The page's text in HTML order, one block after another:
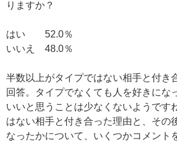
りますか？
はい 52.0％
いいえ 48.0％
半数以上がタイプではない相手と付き
回答。タイプでなくても人を好きにな
いいと思うことは少なくないようです
はない相手と付き合った理由と、その
なったかについて、いくつかコメント